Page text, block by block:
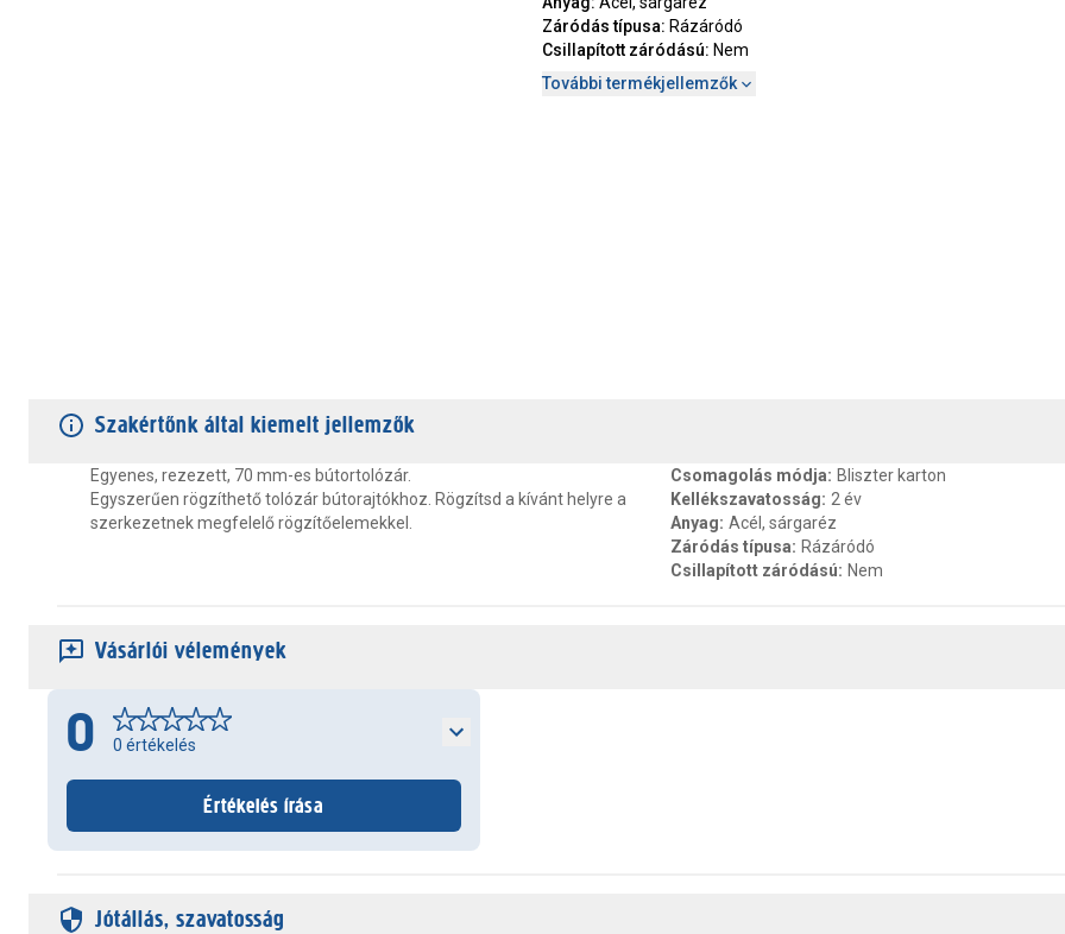
Záródás típusa: Rázáródó
Csillapított záródású: Nem
További termékjellemzők
Szakértőnk által kiemelt jellemzők
Egyenes, rezezett, 70 mm-es bútortolózár.
Egyszerűen rögzíthető tolózár bútorajtókhoz. Rögzítsd a kívánt helyre a
szerkezetnek megfelelő rögzítőelemekkel.
Csomagolás módja: Bliszter karton
Kellékszavatosság: 2 év
Anyag: Acél, sárgaréz
Záródás típusa: Rázáródó
Csillapított záródású: Nem
Vásárlói vélemények
0 0 értékelés
Értékelés írása
Jótállás, szavatosság